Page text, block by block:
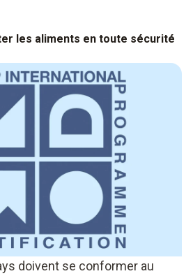
les aliments en toute sécurité
doivent se conformer au